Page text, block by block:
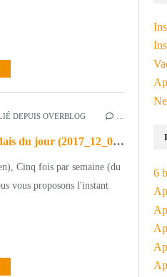
DEPUIS OVERBLOG
L'instant néerlandais du jour (2017_12_04): Dit is de 49ste week van het jaar
Cinq fois par semaine (du
vous proposons l'instant
6